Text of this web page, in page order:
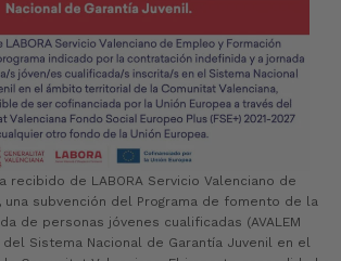
recibido de LABORA Servicio Valenciano de
una subvención del Programa de fomento de la
de personas jóvenes cualificadas (AVALEM
del Sistema Nacional de Garantía Juvenil en el